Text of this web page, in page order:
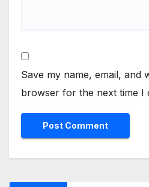
Save my name, email, and
browser for the next time I